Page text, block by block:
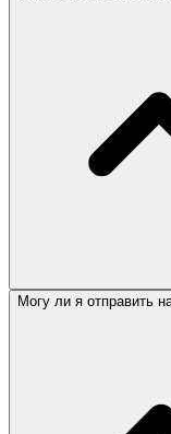
Могу ли я отправить